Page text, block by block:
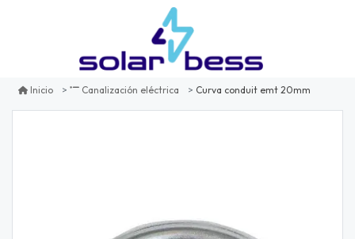
Inicio Canalización eléctrica Curva conduit emt 20mm